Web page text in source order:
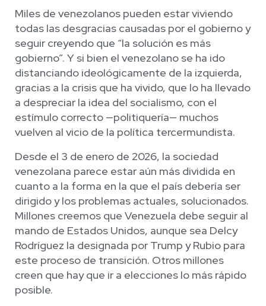
Miles de venezolanos pueden estar viviendo
todas las desgracias causadas por el gobierno y
seguir creyendo que “la solución es más
gobierno”. Y si bien el venezolano se ha ido
distanciando ideológicamente de la izquierda,
gracias a la crisis que ha vivido, que lo ha llevado
a despreciar la idea del socialismo, con el
estímulo correcto —politiquería— muchos
vuelven al vicio de la política tercermundista.
Desde el 3 de enero de 2026, la sociedad
venezolana parece estar aún más dividida en
cuanto a la forma en la que el país debería ser
dirigido y los problemas actuales, solucionados.
Millones creemos que Venezuela debe seguir al
mando de Estados Unidos, aunque sea Delcy
Rodríguez la designada por Trump y Rubio para
este proceso de transición. Otros millones
creen que hay que ir a elecciones lo más rápido
posible.